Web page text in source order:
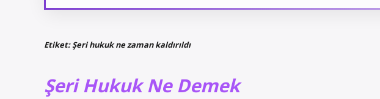
Etiket:Şeri hukuk ne zaman kaldırıldı
Şeri Hukuk Ne Demek